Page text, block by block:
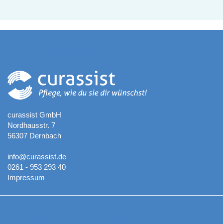
curassist GmbH
Nordhausstr. 7
56307 Dernbach
info@curassist.de
0261 - 953 293 40
Impressum